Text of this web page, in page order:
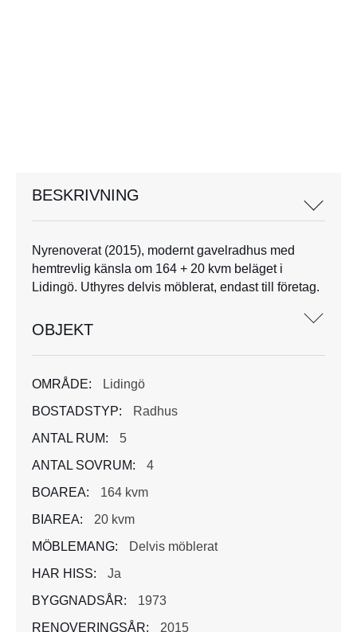
BESKRIVNING
Nyrenoverat (2015), modernt gavelradhus med
hemtrevlig känsla om 164 + 20 kvm beläget i
Lidingö. Uthyres delvis möblerat, endast till företag.
OBJEKT
OMRÅDE:
Lidingö
BOSTADSTYP:
Radhus
ANTAL RUM:
5
ANTAL SOVRUM:
4
BOAREA:
164 kvm
BIAREA:
20 kvm
MÖBLEMANG:
Delvis möblerat
HAR HISS:
Ja
BYGGNADSÅR:
1973
RENOVERINGSÅR:
2015